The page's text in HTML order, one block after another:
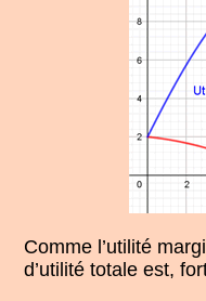
Comme l’utilité
d’utilité totale est,